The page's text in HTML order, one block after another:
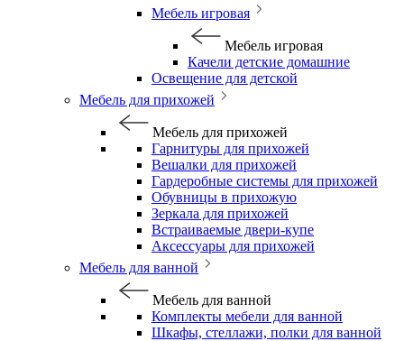
Мебель игровая
Мебель игровая
Качели детские домашние
Освещение для детской
Мебель для прихожей
Мебель для прихожей
Гарнитуры для прихожей
Вешалки для прихожей
Гардеробные системы для прихожей
Обувницы в прихожую
Зеркала для прихожей
Встраиваемые двери-купе
Аксессуары для прихожей
Мебель для ванной
Мебель для ванной
Комплекты мебели для ванной
Шкафы, стеллажи, полки для ванной